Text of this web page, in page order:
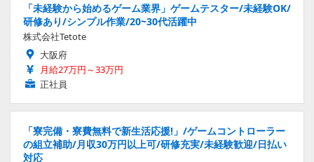
「未経験から始めるゲーム業界」ゲームテスター/未経験OK/
研修あり/シンプル作業/20~30代活躍中
株式会社Tetote
大阪府
月給27万円～33万円
正社員
「寮完備・寮費無料で新生活応援!」/ゲームコントローラー
の組立補助/月収30万円以上可/研修充実/未経験歓迎/日払い
対応